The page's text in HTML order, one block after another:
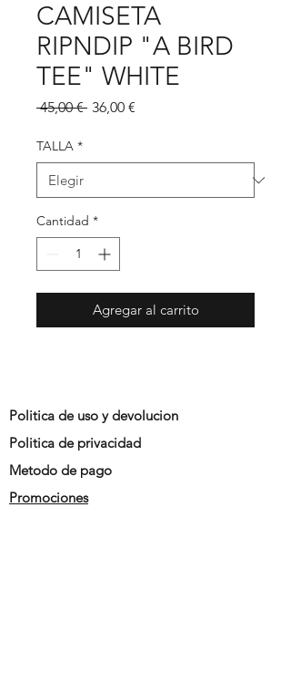
CAMISETA
RIPNDIP "A BIRD
TEE" WHITE
45,00 € Precio
36,00 €
TALLA *
Cantidad *
Agregar al carrito
Politica de uso y devolucion
Politica de privacidad
Metodo de pago
Promociones